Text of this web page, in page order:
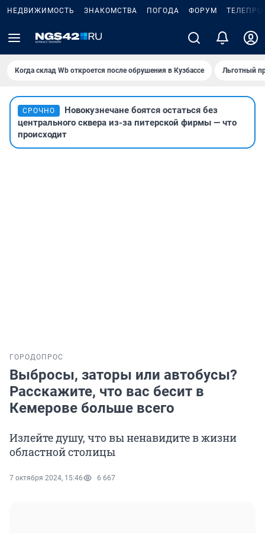
НЕДВИЖИМОСТЬ ЗНАКОМСТВА ПОГОДА ФОРУМ
Когда склад Wb откроется после обрушения в Кузбассе Льготный
СРОЧНО
Новокузнечане боятся остаться без
центрального сквера из-за питерской фирмы — что
происходит
ГОРОДОПРОС
Выбросы, заторы или автобусы?
Расскажите, что вас бесит в
Кемерове больше всего
Излейте душу, что вы ненавидите в жизни
областной столицы
7 октября 2024, 15:46 6 667